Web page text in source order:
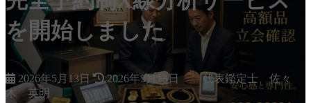
を開始しました
2026年5月13日
終
更
2026年5月13日
代表鑑定士 佐々
木 英明